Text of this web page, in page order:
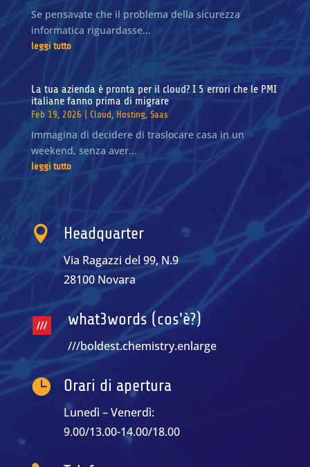
Se pensavate che il problema della sicurezza
informatica riguardasse...
leggi tutto
La tua azienda è pronta per il cloud? I 5 errori che le PMI
italiane fanno prima di migrare
Feb 19, 2026 Cloud Hosting Saas
Immagina di decidere di traslocare casa in un
weekend, senza aver...
leggi tutto
 Headquarter
Via Ragazzi del 99, N.9
28100 Novara
what3words (cos'è?)
///boldest.chemistry.enlarge
 Orari di apertura
Lunedì – Venerdì:
9.00/13.00-14.00/18.00